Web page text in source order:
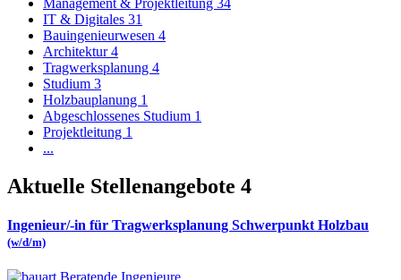
Management & Projektleitung 34
IT & Digitales 31
Bauingenieurwesen 4
Architektur4
Tragwerksplanung 4
Studium 3
Holzbauplanung 1
Abgeschlossenes Studium 1
Projektleitung 1
...
Aktuelle Stellenangebote 4
Ingenieur/-in für Tragwerksplanung Schwerpunkt Holzbau
(w/d/m)